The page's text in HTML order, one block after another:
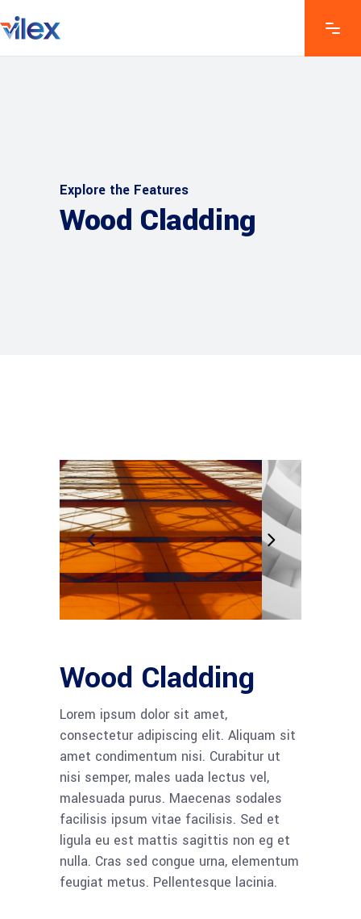
Explore the Features
Wood Cladding
Wood Cladding
Lorem ipsum dolor sit amet,
consectetur adipiscing elit. Aliquam sit
amet condimentum nisi. Curabitur ut
nisi semper, males uada lectus vel,
malesuada purus. Maecenas sodales
facilisis ipsum vitae facilisis. Sed et
ligula eu est mattis sagittis non eg et
nulla. Cras sed congue urna, elementum
feugiat metus. Pellentesque lacinia.